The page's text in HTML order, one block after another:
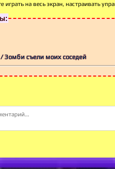
на весь экран, настраивать
Зомби съели моих соседей